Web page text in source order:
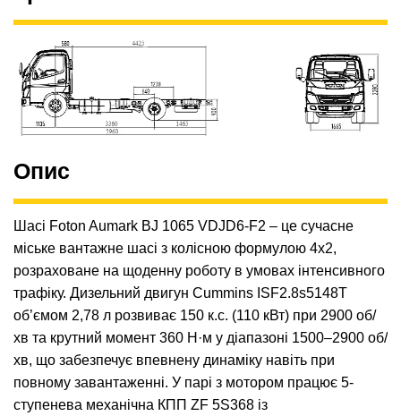
Опис
Шасі Foton Aumark BJ 1065 VDJD6-F2 – це сучасне
міське вантажне шасі з колісною формулою 4х2,
розраховане на щоденну роботу в умовах інтенсивного
трафіку. Дизельний двигун Cummins ISF2.8s5148T
об’ємом 2,78 л розвиває 150 к.с. (110 кВт) при 2900 об/
хв та крутний момент 360 Н·м у діапазоні 1500–2900 об/
хв, що забезпечує впевнену динаміку навіть при
повному завантаженні. У парі з мотором працює 5-
ступенева механічна КПП ZF 5S368 із